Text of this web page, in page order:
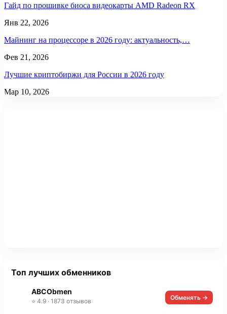
Гайд по прошивке биоса видеокарты AMD Radeon RX
Янв 22, 2026
Майнинг на процессоре в 2026 году: актуальность,…
Фев 21, 2026
Лучшие криптобиржи для России в 2026 году
Мар 10, 2026
Топ лучших обменников
ABCObmen
⭐ 4.9 · 1873 отзывов Обменять →